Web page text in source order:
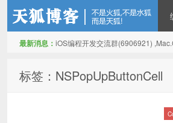
最新消息： iOS编程开发交流群(6906921)
标签：NSPopUpButtonCell